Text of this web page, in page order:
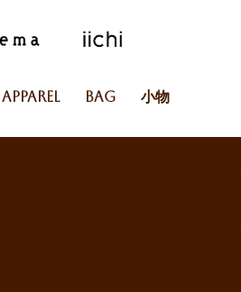
Apparel Bag 小物